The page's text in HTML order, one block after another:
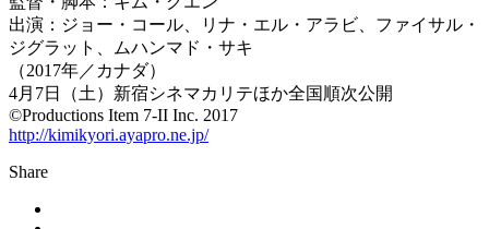
出演：ジョー・コール、リナ・エル・アラビ、ファイサル・
ジグラット、ムハンマド・サキ
（2017年／カナダ）
4月7日（土）新宿シネマカリテほか全国順次公開
©Productions Item 7-II Inc. 2017
http://kimikyori.ayapro.ne.jp/
Share